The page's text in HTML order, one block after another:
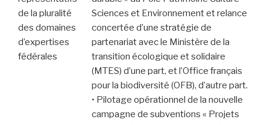
de la pluralité
des domaines
d’expertises
fédérales
Sciences et Environnement et relance
concertée d’une stratégie de
partenariat avec le Ministère de la
transition écologique et solidaire
(MTES) d’une part, et l’Office français
pour la biodiversité (OFB), d’autre part.
• Pilotage opérationnel de la nouvelle
campagne de subventions « Projets